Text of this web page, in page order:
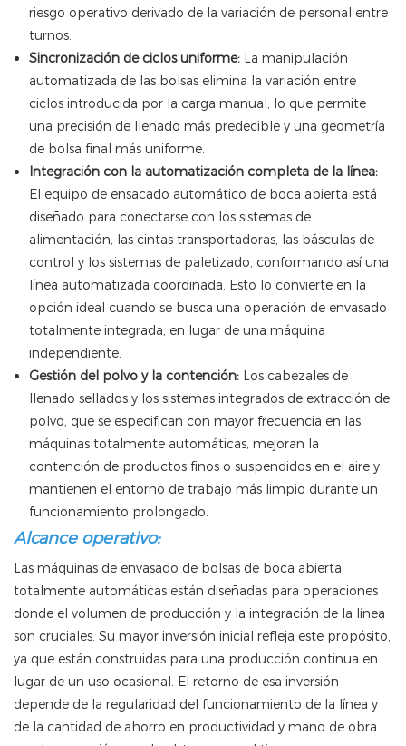
riesgo operativo derivado de la variación de personal entre
turnos.
Sincronización de ciclos uniforme:La manipulación
automatizada de las bolsas elimina la variación entre
ciclos introducida por la carga manual, lo que permite
una precisión de llenado más predecible y una geometría
de bolsa final más uniforme.
Integración con la automatización completa de la línea:
El equipo de ensacado automático de boca abierta está
diseñado para conectarse con los sistemas de
alimentación, las cintas transportadoras, las básculas de
control y los sistemas de paletizado, conformando así una
línea automatizada coordinada. Esto lo convierte en la
opción ideal cuando se busca una operación de envasado
totalmente integrada, en lugar de una máquina
independiente.
Gestión del polvo y la contención:Los cabezales de
llenado sellados y los sistemas integrados de extracción de
polvo, que se especifican con mayor frecuencia en las
máquinas totalmente automáticas, mejoran la
contención de productos finos o suspendidos en el aire y
mantienen el entorno de trabajo más limpio durante un
funcionamiento prolongado.
Alcance operativo:
Las máquinas de envasado de bolsas de boca abierta
totalmente automáticas están diseñadas para operaciones
donde el volumen de producción y la integración de la línea
son cruciales. Su mayor inversión inicial refleja este propósito,
ya que están construidas para una producción continua en
lugar de un uso ocasional. El retorno de esa inversión
depende de la regularidad del funcionamiento de la línea y
de la cantidad de ahorro en productividad y mano de obra